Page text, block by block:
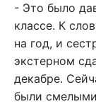
- Это было
классе. К
на год, и
экстерном
декабре.
были